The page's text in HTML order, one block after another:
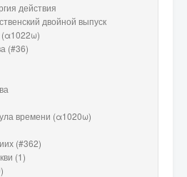
действия
двойной выпуск
(α1022ω)
(#36)
времени (α1020ω)
(#362)
(1)